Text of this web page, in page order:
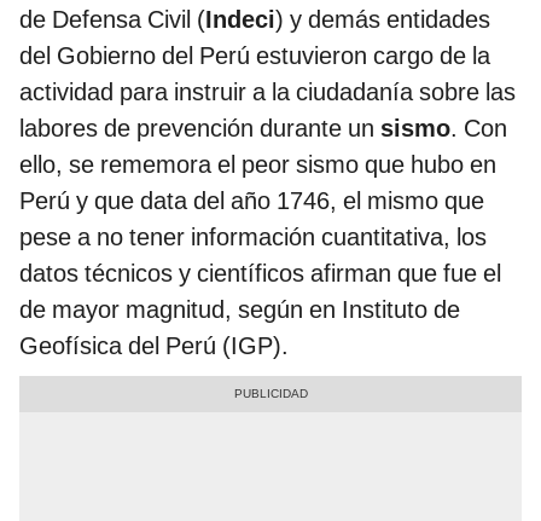
de Defensa Civil (Indeci) y demás entidades
del Gobierno del Perú estuvieron cargo de la
actividad para instruir a la ciudadanía sobre las
labores de prevención durante un sismo. Con
ello, se rememora el peor sismo que hubo en
Perú y que data del año 1746, el mismo que
pese a no tener información cuantitativa, los
datos técnicos y científicos afirman que fue el
de mayor magnitud, según en Instituto de
Geofísica del Perú (IGP).